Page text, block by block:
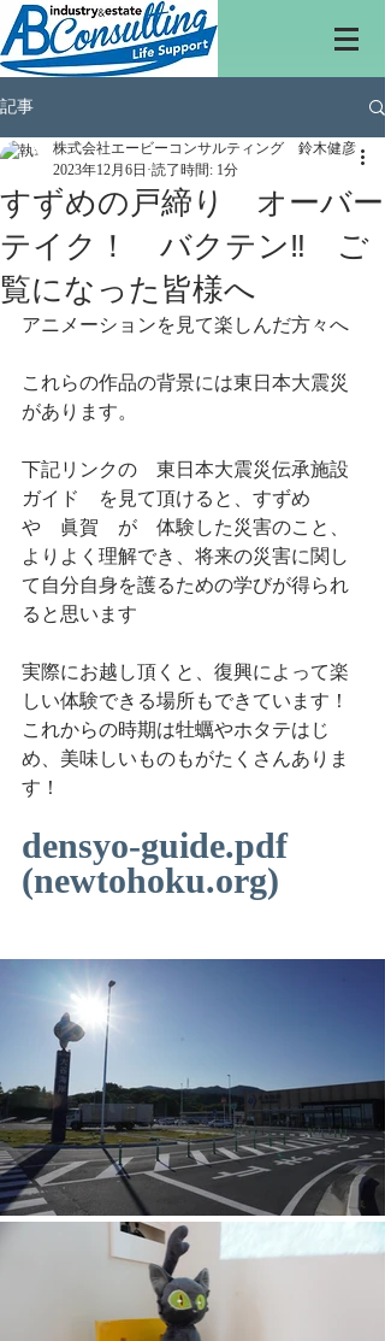
記事
すずめの戸締り オーバー
テイク！ バクテン‼ ご
覧になった皆様へ
株式会社エービーコンサルティング 鈴木健彦
2023年12月6日 読了時間: 1分
アニメーションを見て楽しんだ方々へ
これらの作品の背景には東日本大震災
があります。
下記リンクの　東日本大震災伝承施設
ガイド　を見て頂けると、すずめ
や　眞賀　が　体験した災害のこと、
よりよく理解でき、将来の災害に関し
て自分自身を護るための学びが得られ
ると思います
実際にお越し頂くと、復興によって楽
しい体験できる場所もできています！
これからの時期は牡蠣やホタテはじ
め、美味しいものもがたくさんありま
す！
densyo-guide.pdf
(newtohoku.org)